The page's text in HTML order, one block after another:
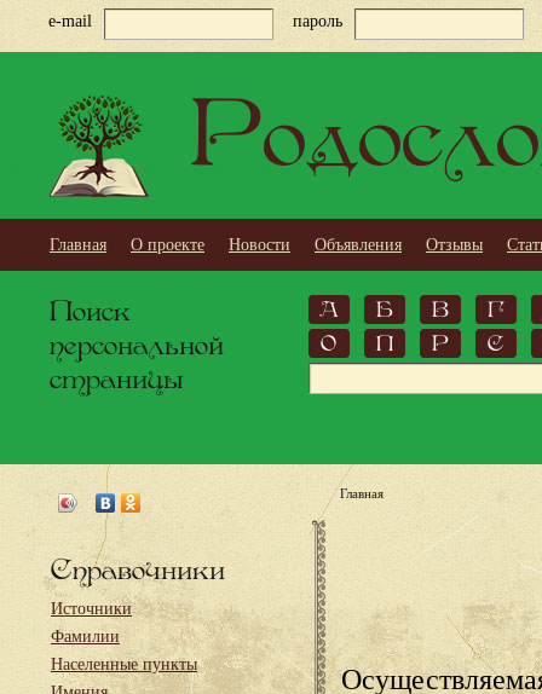
e-mail пароль
Главная О проекте Новости Объявления Отзывы
Поиск
персональной
страницы
А Б В
Г
О
П Р С
Справочники
Источники
Фамилии
Населенные пункты
Главная